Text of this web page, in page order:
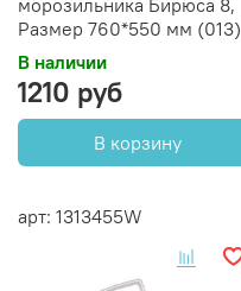
морозильника Бирюса 8,
Размер 760*550 мм (013)
В наличии
1210 руб
В корзину
арт: 1313455W